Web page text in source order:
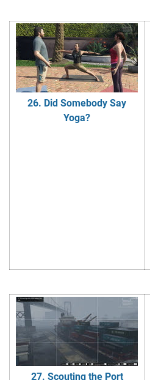
26. Did Somebody Say
Yoga?
27. Scouting the Port